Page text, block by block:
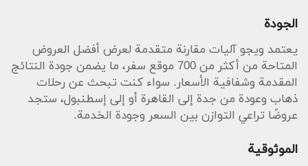
الجودة
يعتمد ويجو آليات مقارنة متقدمة لعرض أفضل العروض
المتاحة من أكثر من 700 موقع سفر، ما يضمن جودة النتائج
المقدمة وشفافية الأسعار. سواء كنت تبحث عن رحلات
ذهاب وعودة من جدة إلى القاهرة أو إلى إسطنبول، ستجد
عروضًا تراعي التوازن بين السعر وجودة الخدمة.
الموثوقية